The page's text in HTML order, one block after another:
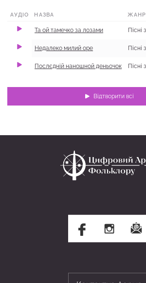
АУДІО НАЗВА ЖАНР
Та ой тамечко за лозами
Недалеко милий оре
Послєдній наношной деньочок
Відтворити всі